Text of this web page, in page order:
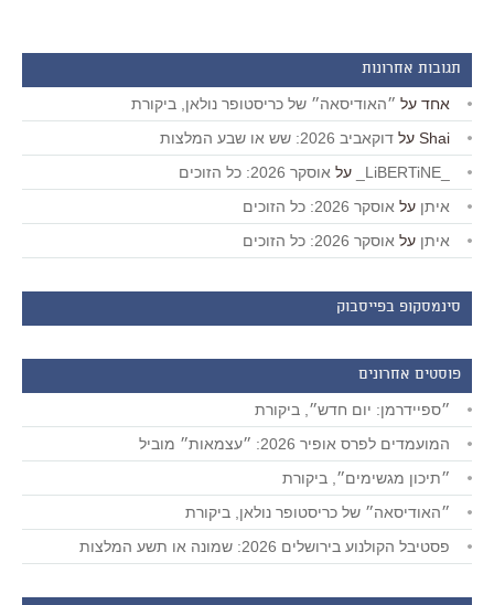
תגובות אחרונות
אחד על ״האודיסאה״ של כריסטופר נולאן, ביקורת
Shai על דוקאביב 2026: שש או שבע המלצות
על אוסקר 2026: כל הזוכים
איתן על אוסקר 2026: כל הזוכים
איתן על אוסקר 2026: כל הזוכים
סינמסקופ בפייסבוק
פוסטים אחרונים
״ספיידרמן: יום חדש״, ביקורת
המועמדים לפרס אופיר 2026: ״עצמאות״ מוביל
״תיכון מגשימים״, ביקורת
״האודיסאה״ של כריסטופר נולאן, ביקורת
פסטיבל הקולנוע בירושלים 2026: שמונה או תשע המלצות